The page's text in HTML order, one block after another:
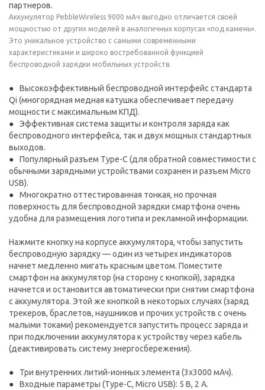
партнеров.
Аккумулятор PebbleWireless 9000 мАч выгодно отличается своей
мощностью от других моделей в аналогичных корпусах «под камень».
Это уникальное устройство с самыми современными
характеристиками и широко востребованной функцией
беспроводной зарядки мобильных устройств.
Высокоэффективный беспроводной интерфейс стандарта
Qi (многорядная медная катушка обеспечивает передачу
мощности с максимальным КПД).
Эффективная система защиты и контроля заряда как
беспроводного интерфейса, так и двух мощных стандартных
выходов.
Популярный разъем Type-C (для обратной совместимости с
обычными зарядными устройствами сохранен и разъем Micro
USB).
Многократно оттестированная тонкая, но прочная
поверхность для беспроводной зарядки смартфона очень
удобна для размещения логотипа и рекламной информации.
Нажмите кнопку на корпусе аккумулятора, чтобы запустить
беспроводную зарядку — один из четырех индикаторов
начнет медленно мигать красным цветом. Поместите
смартфон на аккумулятор (на сторону с кнопкой), зарядка
начнется и остановится автоматически при снятии смартфона
с аккумулятора. Этой же кнопкой в некоторых случаях (заряд
трекеров, браслетов, наушников и прочих устройств с очень
малыми токами) рекомендуется запустить процесс заряда и
при подключении аккумулятора к устройству через кабель
(деактивировать систему энергосбережения).
Три внутренних литий-ионных элемента (3x3000 мАч).
Входные параметры (Type-C, Micro USB): 5 В, 2 А.